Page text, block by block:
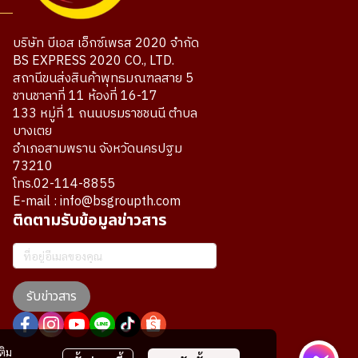
ม
บริษัท บีเอส เอ็กซ์เพรส 2020 จำกัด
BS EXPRESS 2020 CO., LTD.
สถานีขนส่งสินค้าพุทธมณฑลสาย 5
ชานชาลาที่ 11 ห้องที่ 16-17
133 หมู่ที่ 1 ถนนบรมราชชนนี ตำบล
บางเตย
อำเภอสามพราน จังหวัดนครปฐม
73210
โทร.02-114-8855
E-mail : info@bsgroupth.com
ติดตามรับข้อมูลข่าวสาร
รับข่าวสาร